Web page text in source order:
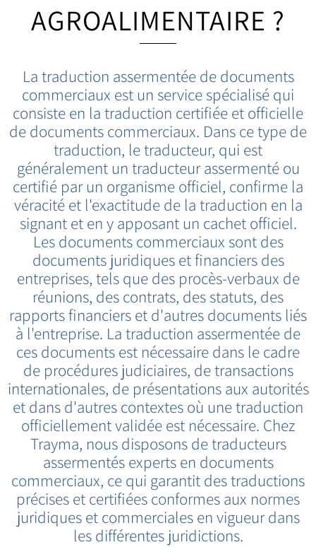
AGROALIMENTAIRE ?
La traduction assermentée de documents
commerciaux est un service spécialisé qui
consiste en la traduction certifiée et officielle
de documents commerciaux. Dans ce type de
traduction, le traducteur, qui est
généralement un traducteur assermenté ou
certifié par un organisme officiel, confirme la
véracité et l'exactitude de la traduction en la
signant et en y apposant un cachet officiel.
Les documents commerciaux sont des
documents juridiques et financiers des
entreprises, tels que des procès-verbaux de
réunions, des contrats, des statuts, des
rapports financiers et d'autres documents liés
à l'entreprise. La traduction assermentée de
ces documents est nécessaire dans le cadre
de procédures judiciaires, de transactions
internationales, de présentations aux autorités
et dans d'autres contextes où une traduction
officiellement validée est nécessaire. Chez
Trayma, nous disposons de traducteurs
assermentés experts en documents
commerciaux, ce qui garantit des traductions
précises et certifiées conformes aux normes
juridiques et commerciales en vigueur dans
les différentes juridictions.